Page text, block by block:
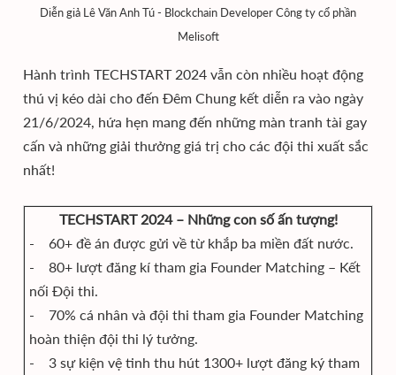
Diễn giả Lê Văn Anh Tú - Blockchain Developer Công ty cổ phần
Melisoft
Hành trình TECHSTART 2024 vẫn còn nhiều hoạt động
thú vị kéo dài cho đến Đêm Chung kết diễn ra vào ngày
21/6/2024, hứa hẹn mang đến những màn tranh tài gay
cấn và những giải thưởng giá trị cho các đội thi xuất sắc
nhất!
TECHSTART 2024 – Những con số ấn tượng!
- 60+ đề án được gửi về từ khắp ba miền đất nước.
- 80+ lượt đăng kí tham gia Founder Matching – Kết
nối Đội thi.
- 70% cá nhân và đội thi tham gia Founder Matching
hoàn thiện đội thi lý tưởng.
- 3 sự kiện vệ tinh thu hút 1300+ lượt đăng ký tham